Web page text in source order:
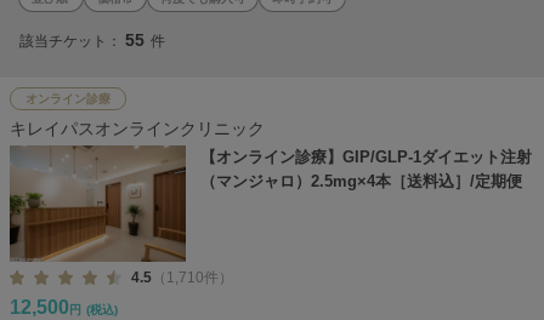
該当チケット： 55 件
オンライン診療
キレイパスオンラインクリニック
【オンライン診療】GIP/GLP-1ダイエット注射
（マンジャロ）2.5mg×4本［送料込］/定期便
4.5 （1,710件）
12,500 円 (税込)